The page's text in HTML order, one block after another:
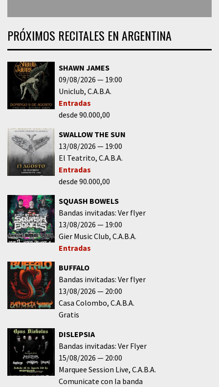
PRÓXIMOS RECITALES EN ARGENTINA
SHAWN JAMES
09/08/2026
19:00
Uniclub C.A.B.A.
Entradas
desde 90.000,00
SWALLOW THE SUN
13/08/2026
19:00
El Teatrito C.A.B.A.
Entradas
desde 90.000,00
SQUASH BOWELS
Bandas invitadas: Ver flyer
13/08/2026
19:00
Gier Music Club C.A.B.A.
Entradas
BUFFALO
Bandas invitadas: Ver flyer
13/08/2026
20:00
Casa Colombo C.A.B.A.
Gratis
DISLEPSIA
Bandas invitadas: Ver Flyer
15/08/2026
20:00
Marquee Session Live C.A.B.A.
Comunicate con la banda